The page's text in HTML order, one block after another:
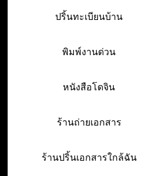
ปริ้นทะเบียนบ้าน
พิมพ์งานด่วน
หนังสือโดจิน
ร้านถ่ายเอกสาร
ร้านปริ้นเอกสารใกล้ฉัน